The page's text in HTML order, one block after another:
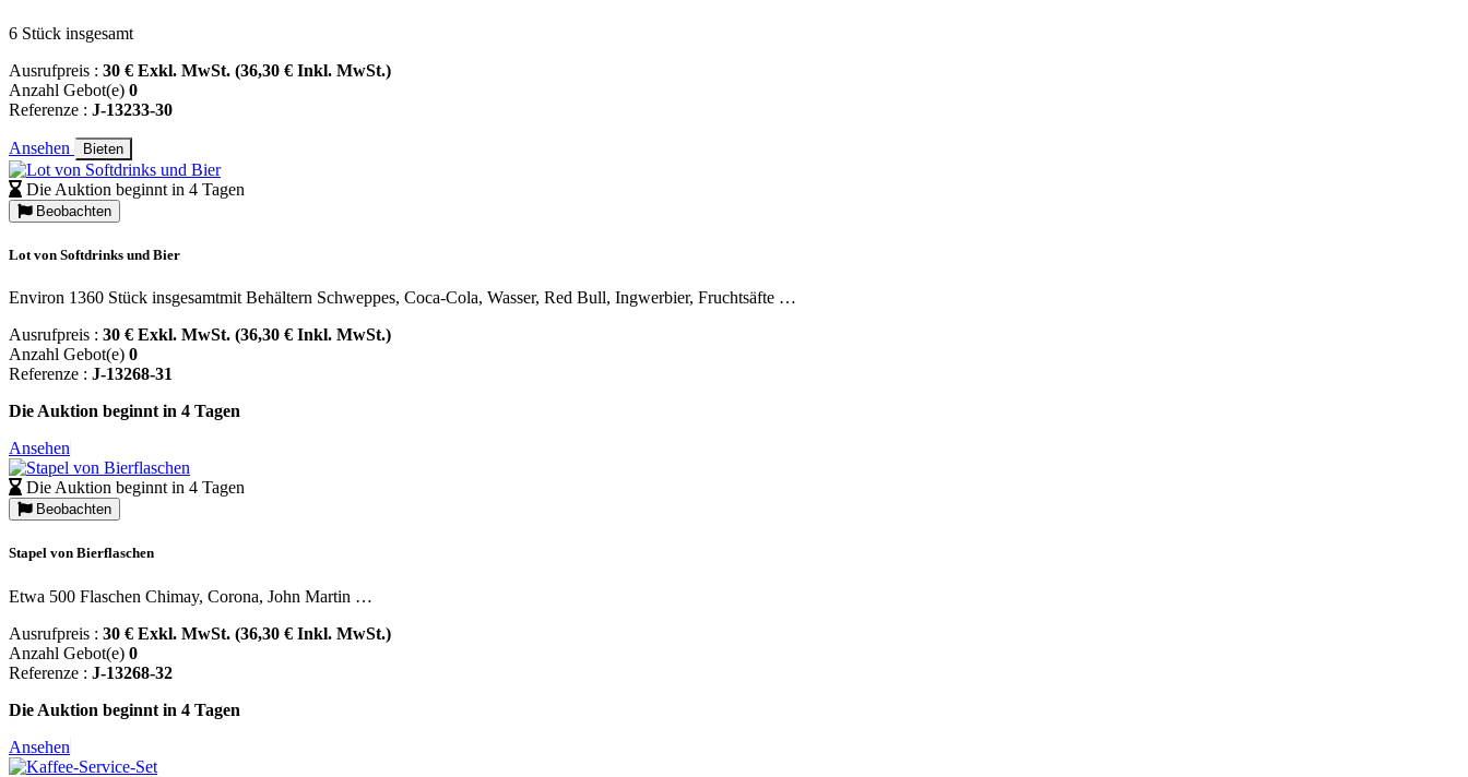
6 Stück insgesamt
Ausrufpreis : 30 € Exkl. MwSt. (36,30 € Inkl. MwSt.)
Anzahl Gebot(e) 0
Referenze : J-13233-30
Ansehen Bieten
Die Auktion beginnt in 4 Tagen
Beobachten
Lot von Softdrinks und Bier
Environ 1360 Stück insgesamtmit Behältern Schweppes, Coca-Cola, Wasser, Red Bull, Ingwerbier, Fruchtsäfte …
Ausrufpreis : 30 € Exkl. MwSt. (36,30 € Inkl. MwSt.)
Anzahl Gebot(e) 0
Referenze : J-13268-31
Die Auktion beginnt in 4 Tagen
Ansehen
Die Auktion beginnt in 4 Tagen
Beobachten
Stapel von Bierflaschen
Etwa 500 Flaschen Chimay, Corona, John Martin …
Ausrufpreis : 30 € Exkl. MwSt. (36,30 € Inkl. MwSt.)
Anzahl Gebot(e) 0
Referenze : J-13268-32
Die Auktion beginnt in 4 Tagen
Ansehen